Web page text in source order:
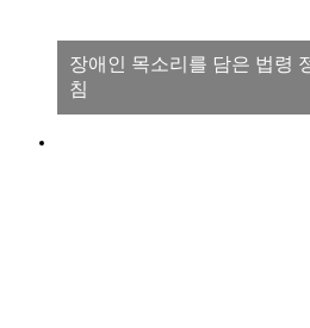
장애인 목소리를 담은 법령
침